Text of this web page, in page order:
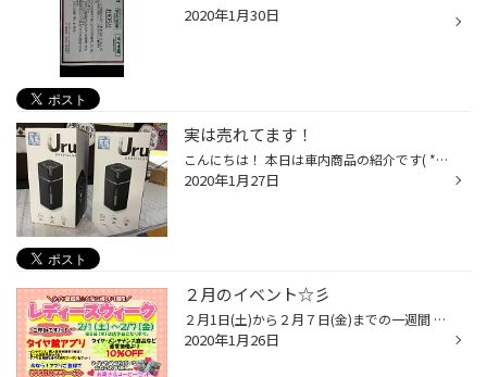
2020年1月30日
実は売れてます！
こんにちは！ 本日は車内商品の紹介です( *´艸｀) それがこちら！ USB充電式の加湿器です！音も静かで車内の潤いを保ち、デザインもカッコいいですね(^^♪ 保湿をしっかり行って乾燥や風邪の予防に！ ５個ありましたが、数日で一気に３個売れてしまい、残り２個で早いもの勝ちです！ 価格も2500円の...
2020年1月27日
２月のイベント☆彡
２月1日(土)から２月７日(金)までの一週間 レディースウィークを開催します＾＾ 期間中、タイヤご成約の女性の方には 「お菓子＆コーヒーセット」をプレゼント ほっと一息できるセットになっております。 (^-^) 数に限りがありますので、お早目にどうぞ☆ ご来店をお待ちしております＾＾
2020年1月26日